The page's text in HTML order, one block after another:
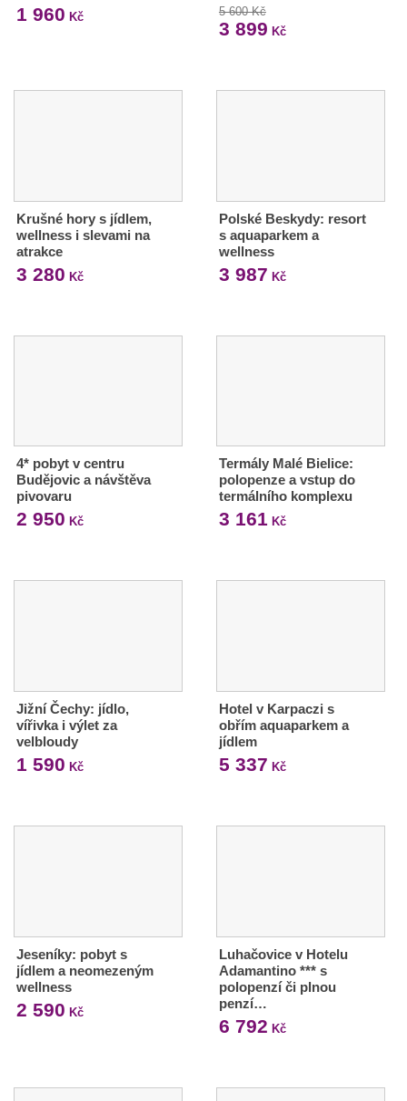
1 960 Kč 5 600 Kč
3 899 Kč
Krušné hory s jídlem,
wellness i slevami na
atrakce
3 280 Kč
Polské Beskydy: resort
s aquaparkem a
wellness
3 987 Kč
4* pobyt v centru
Budějovic a návštěva
pivovaru
2 950 Kč
Termály Malé Bielice:
polopenze a vstup do
termálního komplexu
3 161 Kč
Jižní Čechy: jídlo,
vířivka i výlet za
velbloudy
1 590 Kč
Hotel v Karpaczi s
obřím aquaparkem a
jídlem
5 337 Kč
Jeseníky: pobyt s
jídlem a neomezeným
wellness
2 590 Kč
Luhačovice v Hotelu
Adamantino *** s
polopenzí či plnou
penzí…
6 792 Kč